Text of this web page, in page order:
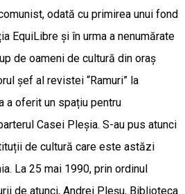
odată cu primirea unui fond
EquiLibre și în urma a nenumărate
de oameni de cultură din oraș
șef al revistei “Ramuri” la
a oferit un spațiu pentru
Casei Pleșia. S-au pus atunci
de cultură care este astăzi
La 25 mai 1990, prin ordinul
de atunci, Andrei Pleșu, Biblioteca